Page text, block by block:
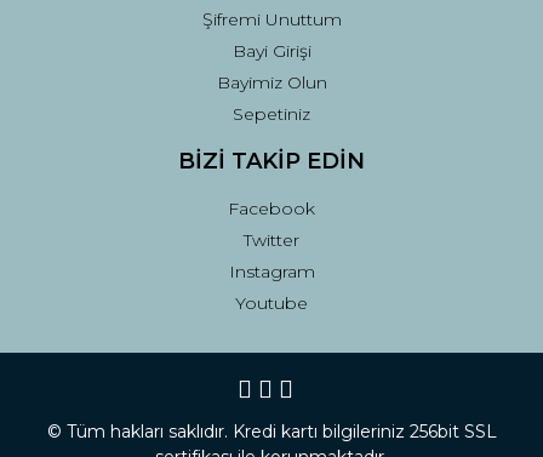
Şifremi Unuttum
Bayi Girişi
Bayimiz Olun
Sepetiniz
BİZİ TAKİP EDİN
Facebook
Twitter
Instagram
Youtube
© Tüm hakları saklıdır. Kredi kartı bilgileriniz 256bit SSL